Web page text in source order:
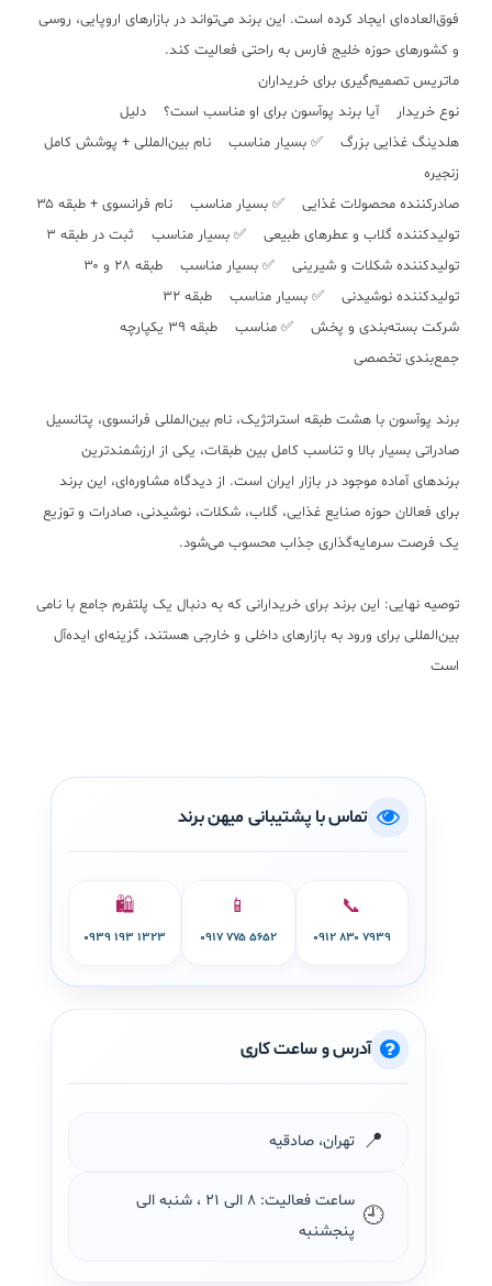
فوق‌العاده‌ای ایجاد کرده است. این برند می‌تواند در بازارهای اروپایی، روسی
و کشورهای حوزه خلیج فارس به راحتی فعالیت کند.
ماتریس تصمیم‌گیری برای خریداران
نوع خریدار آیا برند پوآسون برای او مناسب است؟ دلیل
هلدینگ غذایی بزرگ ✅ بسیار مناسب نام بین‌المللی + پوشش کامل
زنجیره
صادرکننده محصولات غذایی ✅ بسیار مناسب نام فرانسوی + طبقه ۳۵
تولیدکننده گلاب و عطرهای طبیعی ✅ بسیار مناسب ثبت در طبقه ۳
تولیدکننده شکلات و شیرینی ✅ بسیار مناسب طبقه ۲۸ و ۳۰
تولیدکننده نوشیدنی ✅ بسیار مناسب طبقه ۳۲
شرکت بسته‌بندی و پخش ✅ مناسب طبقه ۳۹ یکپارچه
جمع‌بندی تخصصی
برند پوآسون با هشت طبقه استراتژیک، نام بین‌المللی فرانسوی، پتانسیل
صادراتی بسیار بالا و تناسب کامل بین طبقات، یکی از ارزشمندترین
برندهای آماده موجود در بازار ایران است. از دیدگاه مشاوره‌ای، این برند
برای فعالان حوزه صنایع غذایی، گلاب، شکلات، نوشیدنی، صادرات و توزیع
یک فرصت سرمایه‌گذاری جذاب محسوب می‌شود.
توصیه نهایی: این برند برای خریدارانی که به دنبال یک پلتفرم جامع با نامی
بین‌المللی برای ورود به بازارهای داخلی و خارجی هستند، گزینه‌ای ایده‌آل
است
تماس با پشتیبانی میهن برند
📞
۰۹۱۲ ۸۳۰ ۷۹۳۹
📱
۰۹۱۷ ۷۷۵ ۵۶۵۲
🛍️
۰۹۳۹ ۱۹۳ ۱۳۲۳
آدرس و ساعت کاری
📍 تهران، صادقیه
🕘
ساعت فعالیت: ۸ الی ۲۱ ، شنبه الی
پنجشنبه